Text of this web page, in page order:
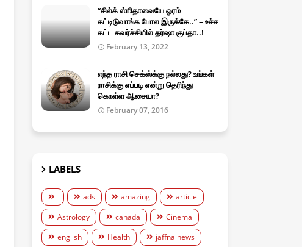
“சில்க் ஸ்மிதாவையே ஓரம்
கட்டிடுவாங்க போல இருக்கே..” – உச்ச
கட்ட கவர்ச்சியில் தர்ஷா குப்தா..!
February 13, 2022
எந்த ராசி செக்ஸ்க்கு நல்லது? உங்கள்
ராசிக்கு எப்படி என்று தெரிந்து
கொள்ள ஆசையா?
February 07, 2016
LABELS
ads amazing
article
Astrology
canada
Cinema
english
Health
jaffna news